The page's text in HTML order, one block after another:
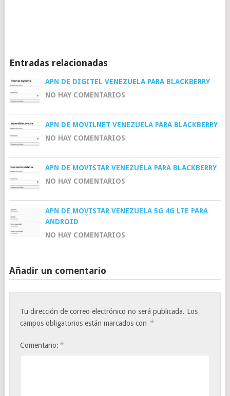
Entradas relacionadas
APN DE DIGITEL VENEZUELA PARA BLACKBERRY
NO HAY COMENTARIOS
APN DE MOVILNET VENEZUELA PARA BLACKBERRY
NO HAY COMENTARIOS
APN DE MOVISTAR VENEZUELA PARA BLACKBERRY
NO HAY COMENTARIOS
APN DE MOVISTAR VENEZUELA 5G 4G LTE PARA
ANDROID
NO HAY COMENTARIOS
Añadir un comentario
Tu dirección de correo electrónico no será publicada. Los
campos obligatorios están marcados con *
Comentario: *